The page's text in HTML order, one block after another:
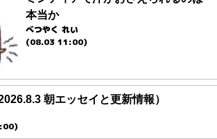
本当か
べつやく れい
(08.03 11:00)
朝エッセイと更新情報）